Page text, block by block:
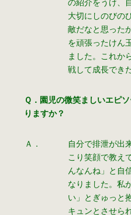
の紹介をうけ、
大切にしのびの
敵だなと思った
を頑張ったけん
ました。これか
戦して成長でき
Ｑ．園児の微笑ましいエピ
りますか？
Ａ．
自分で排泄が出
こり笑顔で教え
んなんね」と自
なりました。私
い」とぎゅっと
キュンとさせら